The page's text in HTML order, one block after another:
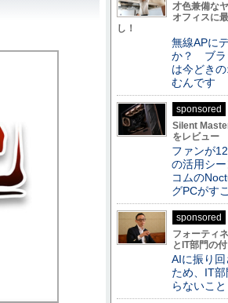
才色兼備な
オフィスに
し！
無線APに
か？ ブラ
は今どき
むんです
sponsored
Silent
をレビュー
ファンが
の活用シ
コムの
グPCがす
sponsored
フォーティ
とIT部門の
AIに振り
ため、IT
らないこと